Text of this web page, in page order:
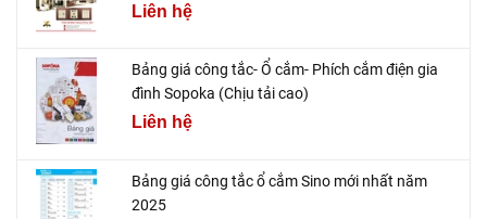
Liên hệ
Bảng giá công tắc- Ổ cắm- Phích cắm điện gia
đình Sopoka (Chịu tải cao)
Liên hệ
Bảng giá công tắc ổ cắm Sino mới nhất năm
2025